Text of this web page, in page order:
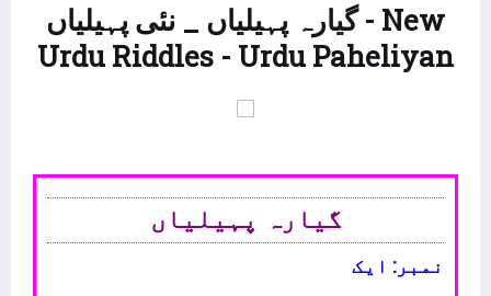
گیارہ پہیلیاں _ نئی پہیلیاں - New
Urdu Riddles - Urdu Paheliyan
گیارہ پہیلیاں
نمبر: ایک